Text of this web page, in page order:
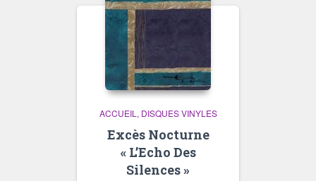
ACCUEIL DISQUES VINYLES
Excès Nocturne
« L’Echo Des
Silences »